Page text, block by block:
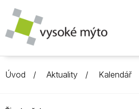
Úvod Aktuality Kalendář